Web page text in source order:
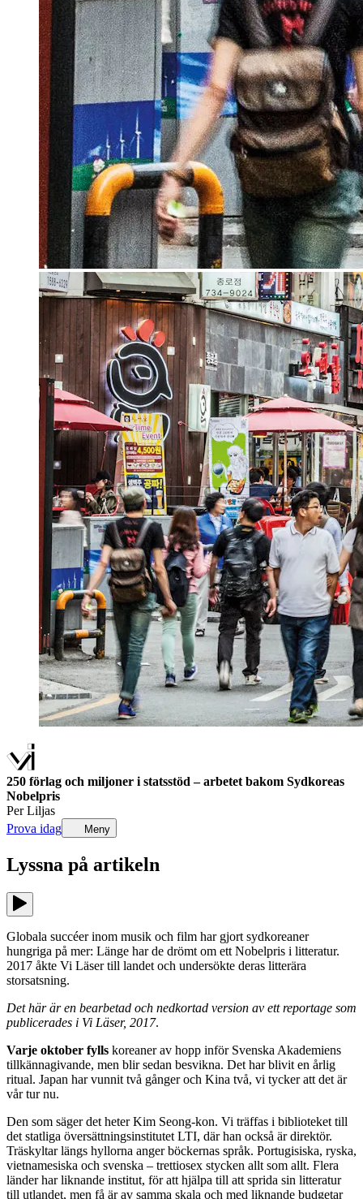
250 förlag och miljoner i statsstöd – arbetet bakom Sydkoreas
Nobelpris
Per Liljas
Prova idag
Meny
Lyssna på artikeln
Globala succéer inom musik och film har gjort sydkoreaner
hungriga på mer: Länge har de drömt om ett Nobelpris i litteratur.
2017 åkte Vi Läser till landet och undersökte deras litterära
storsatsning.
Det här är en bearbetad och nedkortad version av ett reportage som
publicerades i Vi Läser, 2017.
Varje oktober fylls koreaner av hopp inför Svenska Akademiens
tillkännagivande, men blir sedan besvikna. Det har blivit en årlig
ritual. Japan har vunnit två gånger och Kina två, vi tycker att det är
vår tur nu.
Den som säger det heter Kim Seong-kon. Vi träffas i biblioteket till
det statliga översättningsinstitutet LTI, där han också är direktör.
Träskyltar längs hyllorna anger böckernas språk. Portugisiska, ryska,
vietnamesiska och svenska – trettiosex stycken allt som allt. Flera
länder har liknande institut, för att hjälpa till att sprida sin litteratur
till utlandet, men få är av samma skala och med liknande budgetar